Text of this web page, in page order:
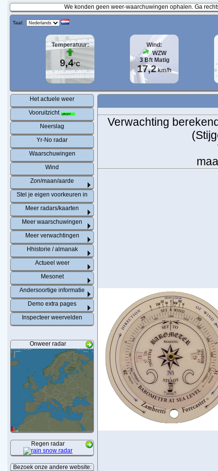
We konden geen weer-waarchuwingen ophalen. Ga
Taal:
Temperatuur:
9,4°C
Wind:
WZW
3Bft Matig
17,2km/h
Het actuele weer
Vooruitzicht
Neerslag
Yr-No radar
Waarschuwingen
Wind
Zon/maan/aarde
Stel je eigen voorkeuren in
Meer radars/kaarten
Meer waarschuwingen
Meer verwachtingen
Hhistorie / almanak
Actueel weer
Mesonet
Andersoortige informatie
Demo extra pages
Inspecteer weervelden
Onweer radar
Regen radar
Bezoek onze andere website:
Verwachting